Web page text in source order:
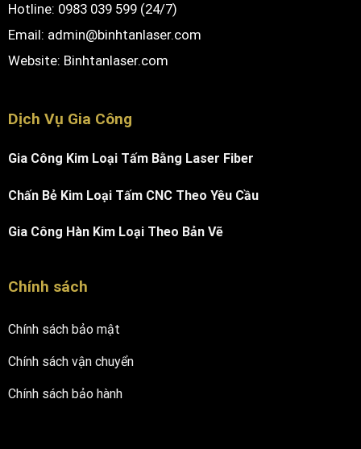
Hotline: 0983 039 599 (24/7)
Email: admin@binhtanlaser.com
Website: Binhtanlaser.com
Dịch Vụ Gia Công
Gia Công Kim Loại Tấm Bằng Laser Fiber
Chấn Bẻ Kim Loại Tấm CNC Theo Yêu Cầu
Gia Công Hàn Kim Loại Theo Bản Vẽ
Chính sách
Chính sách bảo mật
Chính sách vận chuyển
Chính sách bảo hành